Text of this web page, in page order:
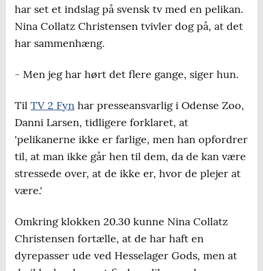
har set et indslag på svensk tv med en pelikan.
Nina Collatz Christensen tvivler dog på, at det
har sammenhæng.
- Men jeg har hørt det flere gange, siger hun.
Til TV 2 Fyn har presseansvarlig i Odense Zoo,
Danni Larsen, tidligere forklaret, at
'pelikanerne ikke er farlige, men han opfordrer
til, at man ikke går hen til dem, da de kan være
stressede over, at de ikke er, hvor de plejer at
være.'
Omkring klokken 20.30 kunne Nina Collatz
Christensen fortælle, at de har haft en
dyrepasser ude ved Hesselager Gods, men at